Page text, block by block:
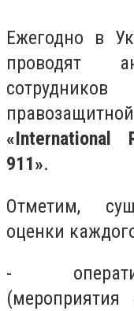
Ежегодно в
проводят
«International
911».
Отметим,
оценки
-